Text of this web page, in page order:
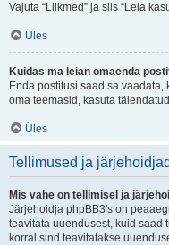
Vajuta “Liikmed” ja siis “Leia
Üles
Kuidas ma leian omaenda
Enda postitusi saad sa vaadata,
oma teemasid, kasuta
Üles
Tellimused ja järjehoidjad
Mis vahe on tellimisel ja
Järjehoidja phpBB3's on
teavitata uuendusest, kuid saad
korral sind teavitatakse